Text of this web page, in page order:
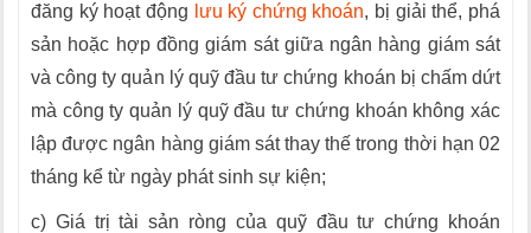
đăng ký hoạt động
lưu ký chứng khoán, bị giải thể, phá
sản hoặc hợp đồng giám sát giữa ngân hàng giám sát
và công ty quản lý quỹ đầu tư chứng khoán bị chấm dứt
mà công ty quản lý quỹ đầu tư chứng khoán không xác
lập được ngân hàng giám sát thay thế trong thời hạn 02
tháng kể từ ngày phát sinh sự kiện;
c) Giá trị tài sản ròng của quỹ đầu tư chứng khoán